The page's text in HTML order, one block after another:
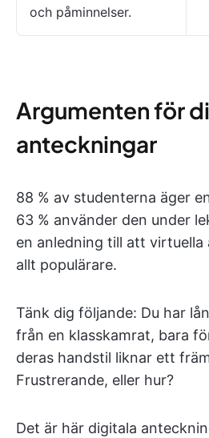
och påminnelser.
Argumenten för
anteckningar
88 % av studenterna äger
63 % använder den under
en anledning till att
allt populärare.
Tänk dig följande: Du har
från en klasskamrat, bara
deras handstil liknar ett
Frustrerande, eller hur?
Det är här digitala